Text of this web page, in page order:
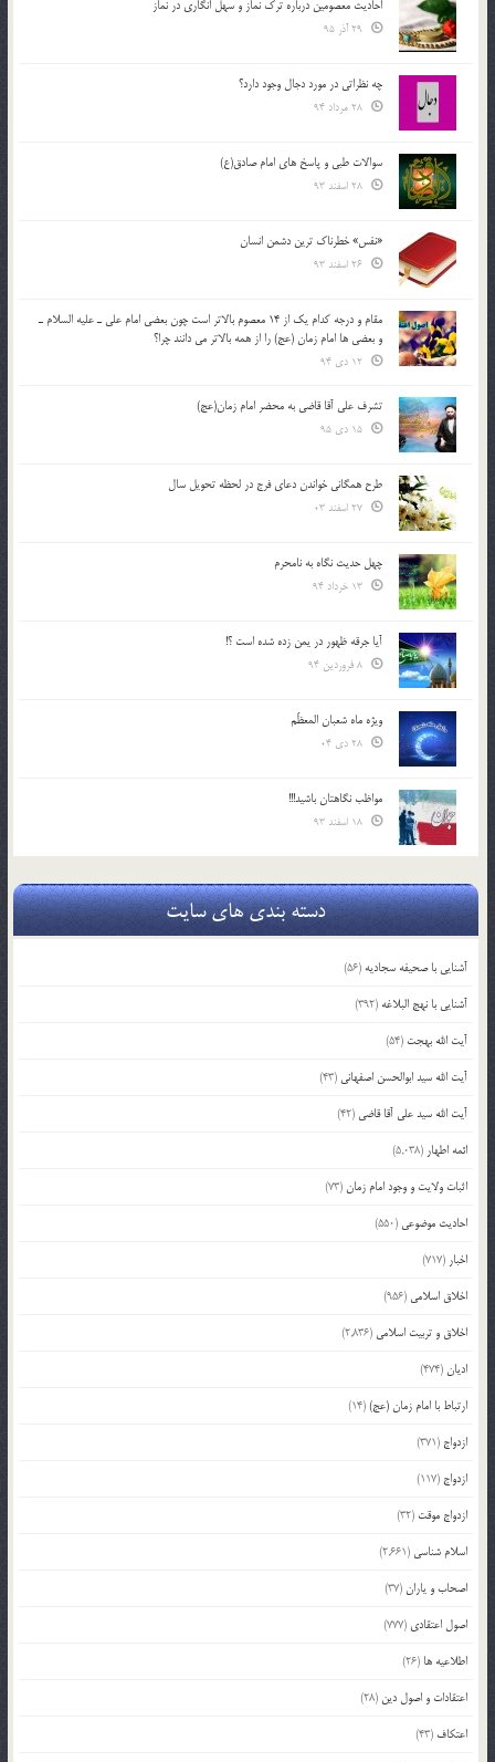
احادیث معصومین درباره ترک نماز و سهل انگاری در نماز
چه نظراتی در مورد دجال وجود دارد؟
سوالات طبی و پاسخ های امام صادق(ع)
«نفس» خطرناک ترین دشمن انسان
مقام و درجه كدام يك از 14 معصوم بالاتر است چون بعضي امام علي ـ عليه السلام ـ
و بعضي ها امام زمان (عج) را از همه بالاتر مي دانند چرا؟
تشرف علي آقا قاضي به محضر امام زمان(عج)
طرح همگانی خواندن دعای فرج در لحظه تحویل سال
چهل حدیث نگاه به نامحرم
آیا جرقه ظهور در یمن زده شده است ؟!
ویژه ماه شعبان المعظّم
مواظب نگاهتان باشید!!!
دسته بندی های سایت
آشنایی با صحیفه سجادیه (56)
آشنایی با نهج البلاغه (392)
آیت الله بهجت (54)
آیت الله سید ابوالحسن اصفهانی (43)
آیت الله سید علی آقا قاضی (42)
ائمه اطهار (5,038)
اثبات ولایت و وجود امام زمان(73)
احادیث موضوعی (550)
اخبار (717)
اخلاق اسلامی (956)
اخلاق و تربیت اسلامی (2,836)
ادیان(474)
ارتباط با امام زمان (عج)(14)
ازدواج (371)
ازدواج (117)
ازدواج موقت (32)
اسلام شناسی (2,661)
اصحاب و یاران(37)
اصول اعتقادی (777)
اطلاعیه ها (26)
اعتقادات و اصول دین (28)
اعتکاف (43)